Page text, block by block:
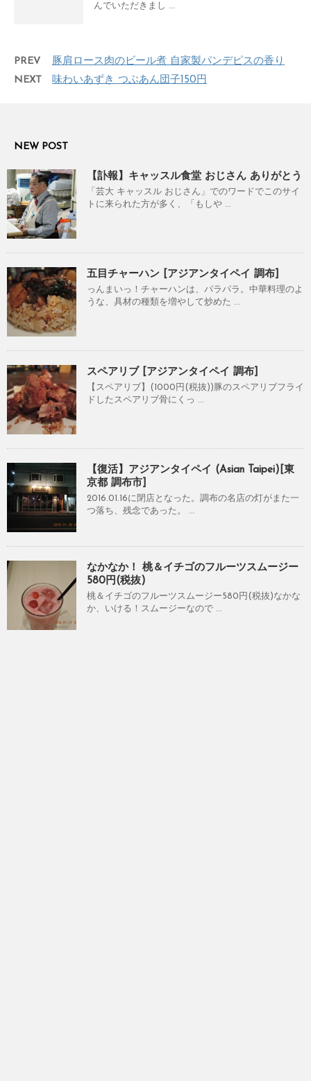
んでいただきまし ...
PREV
豚肩ロース肉のビール煮 自家製パンデピスの香り
NEXT
味わいあずき つぶあん団子150円
NEW POST
【訃報】キャッスル食堂 おじさん ありがとう
「芸大 キャッスル おじさん」でのワードでこのサイ
トに来られた方が多く、「もしや ...
五目チャーハン [アジアンタイペイ 調布]
っんまいっ！チャーハンは、パラパラ。中華料理のよ
うな、具材の種類を増やして炒めた ...
スペアリブ [アジアンタイペイ 調布]
【スペアリブ】(1000円(税抜))豚のスペアリブフライ
ドしたスペアリブ骨にくっ ...
【復活】アジアンタイペイ (Asian Taipei)[東
京都 調布市]
2016.01.16に閉店となった。調布の名店の灯がまた一
つ落ち、残念であった。 ...
なかなか！ 桃＆イチゴのフルーツスムージー
580円(税抜)
桃＆イチゴのフルーツスムージー580円(税抜)なかな
か、いける！スムージーなので ...